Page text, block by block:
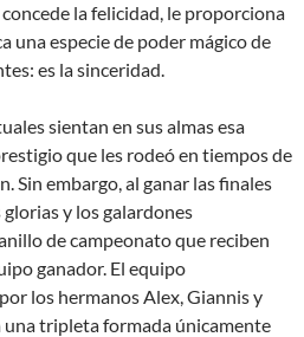
la felicidad, le proporciona
una especie de poder mágico de
es la sinceridad.
sientan en sus almas esa
que les rodeó en tiempos de
Sin embargo, al ganar las finales
y los galardones
de campeonato que reciben
ganador. El equipo
los hermanos Alex, Giannis y
tripleta formada únicamente